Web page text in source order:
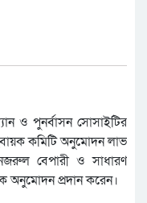
ও পুনর্বাসন সোসাইটির
কমিটি অনুমোদন লাভ
বেপারী ও সাধারণ
অনুমোদন প্রদান করেন।